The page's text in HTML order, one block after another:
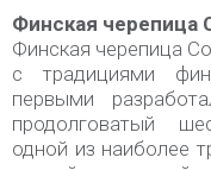
Финская черепица
Финская черепица
с традициями
первыми
продолговатый
одной из наиболее